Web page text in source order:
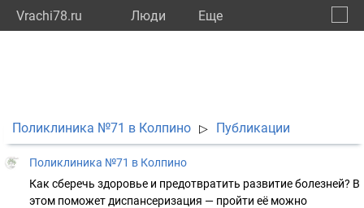
Vrachi78.ru Люди Eще
Поликлиника №71 в Колпино ▷ Публикации
Поликлиника №71 в Колпино
Как сберечь здоровье и предотвратить развитие болезней? В
этом поможет диспансеризация — пройти её можно